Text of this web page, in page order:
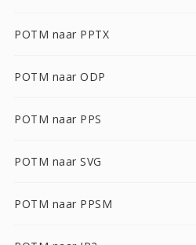
POTM naar PPTX
POTM naar ODP
POTM naar PPS
POTM naar SVG
POTM naar PPSM